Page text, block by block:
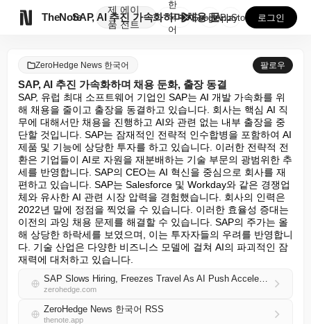
TheNote
제
품
에이
전트
SAP, AI 추진 가속화하며 채용 둔화, 출장 동결
한
국
어
GooglePlay
AppStore 로그인
ZeroHedge News 한국어 팔로우
SAP, AI 추진 가속화하며 채용 둔화, 출장 동결
SAP, 유럽 최대 소프트웨어 기업인 SAP는 AI 개발 가속화를 위
해 채용을 줄이고 출장을 동결하고 있습니다. 회사는 핵심 AI 직
무에 대해서만 채용을 진행하고 AI와 관련 없는 내부 출장을 중
단할 것입니다. SAP는 잠재적인 전략적 인수합병을 포함하여 AI
제품 및 기능에 상당한 투자를 하고 있습니다. 이러한 전략적 전
환은 기업들이 AI로 자원을 재분배하는 기술 부문의 광범위한 추
세를 반영합니다. SAP의 CEO는 AI 혁신을 중심으로 회사를 재
편하고 있습니다. SAP는 Salesforce 및 Workday와 같은 경쟁업
체와 유사한 AI 관련 시장 압력을 경험했습니다. 회사의 인력은
2022년 말에 정점을 찍었을 수 있습니다. 이러한 효율성 증대는
이전의 과잉 채용 문제를 해결할 수 있습니다. SAP의 주가는 올
해 상당한 하락세를 보였으며, 이는 투자자들의 우려를 반영합니
다. 기술 산업은 다양한 비즈니스 모델에 걸쳐 AI의 파괴적인 잠
재력에 대처하고 있습니다.
SAP Slows Hiring, Freezes Travel As AI Push Accelerates
zerohedge.com
ZeroHedge News 한국어 RSS
thenote.app